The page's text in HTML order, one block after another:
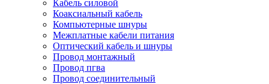
Кабель силовой
Коаксиальный кабель
Компьютерные шнуры
Межплатные кабели питания
Оптический кабель и шнуры
Провод монтажный
Провод пгва
Провод соединительный